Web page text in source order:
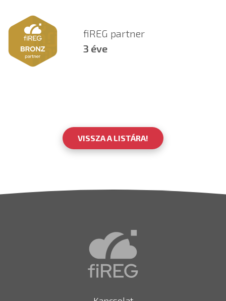
fiREG partner
3 éve
VISSZA A LISTÁRA!